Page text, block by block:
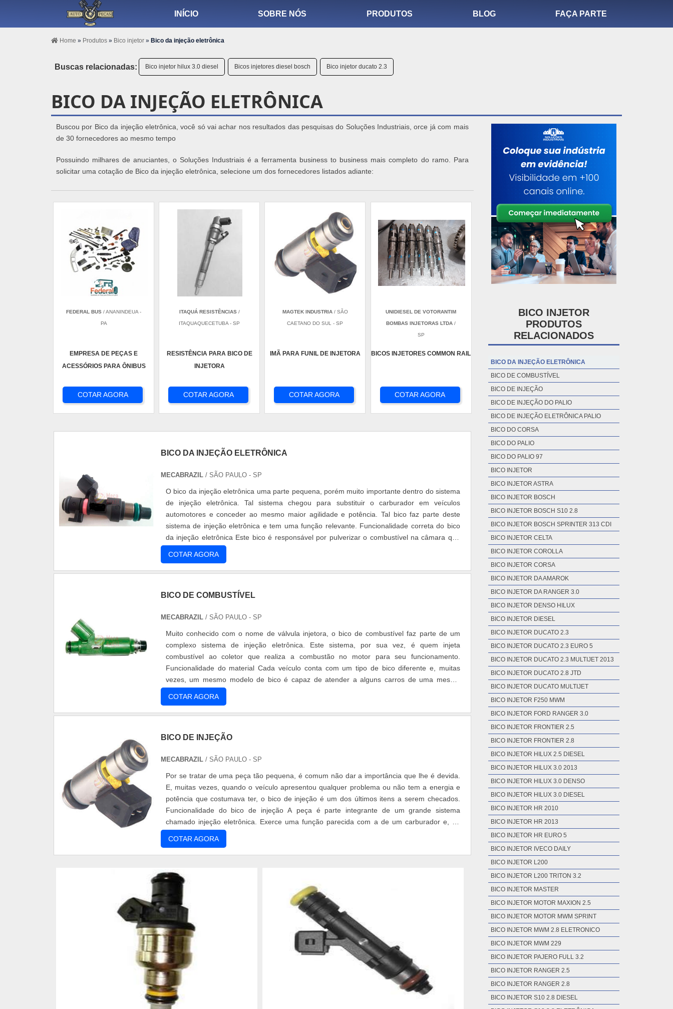
INÍCIO SOBRE NÓS PRODUTOS BLOG FAÇA PARTE
Home » Produtos » Bico injetor » Bico da injeção eletrônica
Buscas relacionadas: Bico injetor hilux 3.0 diesel Bicos injetores diesel bosch Bico injetor ducato 2.3
BICO DA INJEÇÃO ELETRÔNICA
Buscou por Bico da injeção eletrônica, você só vai achar nos resultados das pesquisas do Soluções Industriais, orce já com mais
de 30 fornecedores ao mesmo tempo
Possuindo milhares de anuciantes, o Soluções Industriais é a ferramenta business to business mais completo do ramo. Para
solicitar uma cotação de Bico da injeção eletrônica, selecione um dos fornecedores listados adiante:
FEDERAL BUS / ANANINDEUA -
PA
EMPRESA DE PEÇAS E
ACESSÓRIOS PARA ÔNIBUS
COTAR AGORA
ITAQUÁ RESISTÊNCIAS/
ITAQUAQUECETUBA - SP
RESISTÊNCIA PARA BICO DE
INJETORA
COTAR AGORA
MAGTEK INDUSTRIA/ SÃO
CAETANO DO SUL - SP
IMÃ PARA FUNIL DE INJETORA
COTAR AGORA
UNIDIESEL DE VOTORANTIM
BOMBAS INJETORAS LTDA /
SP
BICOS INJETORES COMMON RAIL
COTAR AGORA
BICO DA INJEÇÃO ELETRÔNICA
MECABRAZIL / SÃO PAULO - SP
O bico da injeção eletrônica uma parte pequena, porém muito importante dentro do sistema
de injeção eletrônica. Tal sistema chegou para substituir o carburador em veículos
automotores e conceder ao mesmo maior agilidade e potência. Tal bico faz parte deste
sistema de injeção eletrônica e tem uma função relevante. Funcionalidade correta do bico
da injeção eletrônica Este bico é responsável por pulverizar o combustível na câmara que
COTAR AGORA
BICO DE COMBUSTÍVEL
MECABRAZIL / SÃO PAULO - SP
Muito conhecido com o nome de válvula injetora, o bico de combustível faz parte de um
complexo sistema de injeção eletrônica. Este sistema, por sua vez, é quem injeta
combustível ao coletor que realiza a combustão no motor para seu funcionamento.
Funcionalidade do material Cada veículo conta com um tipo de bico diferente e, muitas
vezes, um mesmo modelo de bico é capaz de atender a alguns carros de uma mesma
marca. é o caso do IWP065, que pode ...
COTAR AGORA
BICO DE INJEÇÃO
MECABRAZIL / SÃO PAULO - SP
Por se tratar de uma peça tão pequena, é comum não dar a importância que lhe é devida.
E, muitas vezes, quando o veículo apresentou qualquer problema ou não tem a energia e
potência que costumava ter, o bico de injeção é um dos últimos itens a serem checados.
Funcionalidade do bico de injeção A peça é parte integrante de um grande sistema
chamado injeção eletrônica. Exerce uma função parecida com a de um carburador e, na
verdade, veio para sub...
COTAR AGORA
BICO INJETOR
PRODUTOS
RELACIONADOS
BICO DA INJEÇÃO ELETRÔNICA
BICO DE COMBUSTÍVEL
BICO DE INJEÇÃO
BICO DE INJEÇÃO DO PALIO
BICO DE INJEÇÃO ELETRÔNICA PALIO
BICO DO CORSA
BICO DO PALIO
BICO DO PALIO 97
BICO INJETOR
BICO INJETOR ASTRA
BICO INJETOR BOSCH
BICO INJETOR BOSCH S10 2.8
BICO INJETOR BOSCH SPRINTER 313 CDI
BICO INJETOR CELTA
BICO INJETOR COROLLA
BICO INJETOR CORSA
BICO INJETOR DA AMAROK
BICO INJETOR DA RANGER 3.0
BICO INJETOR DENSO HILUX
BICO INJETOR DIESEL
BICO INJETOR DUCATO 2.3
BICO INJETOR DUCATO 2.3 EURO 5
BICO INJETOR DUCATO 2.3 MULTIJET 2013
BICO INJETOR DUCATO 2.8 JTD
BICO INJETOR DUCATO MULTIJET
BICO INJETOR F250 MWM
BICO INJETOR FORD RANGER 3.0
BICO INJETOR FRONTIER 2.5
BICO INJETOR FRONTIER 2.8
BICO INJETOR HILUX 2.5 DIESEL
BICO INJETOR HILUX 3.0 2013
BICO INJETOR HILUX 3.0 DENSO
BICO INJETOR HILUX 3.0 DIESEL
BICO INJETOR HR 2010
BICO INJETOR HR 2013
BICO INJETOR HR EURO 5
BICO INJETOR IVECO DAILY
BICO INJETOR L200
BICO INJETOR L200 TRITON 3.2
BICO INJETOR MASTER
BICO INJETOR MOTOR MAXION 2.5
BICO INJETOR MOTOR MWM SPRINT
BICO INJETOR MWM 2.8 ELETRONICO
BICO INJETOR MWM 229
BICO INJETOR PAJERO FULL 3.2
BICO INJETOR RANGER 2.5
BICO INJETOR RANGER 2.8
BICO INJETOR S10 2.8 DIESEL